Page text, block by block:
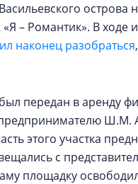
острова
– Романтик». В ходе
наконец разобраться
передан в аренду
Ш.М.
этого участка
с
площадку